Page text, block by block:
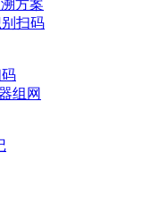
方案
扫码
组网